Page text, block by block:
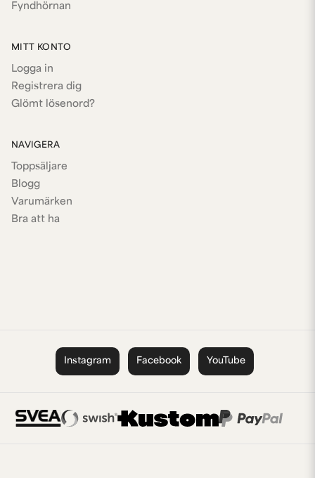
Fyndhörnan
MITT KONTO
Logga in
Registrera dig
Glömt lösenord?
NAVIGERA
Toppsäljare
Blogg
Varumärken
Bra att ha
Instagram Facebook YouTube